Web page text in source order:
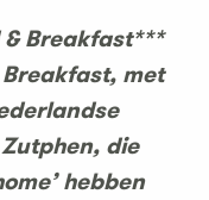
& Breakfast***
met
die
hebben